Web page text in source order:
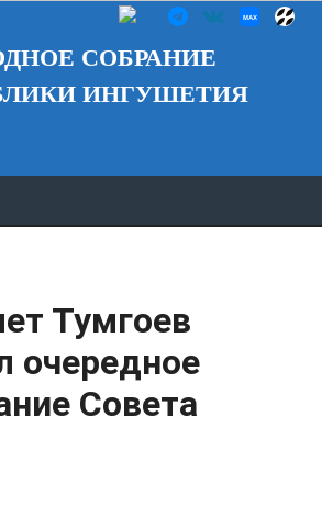
СОБРАНИЕ
ИНГУШЕТИЯ
Тумгоев
очередное
Совета